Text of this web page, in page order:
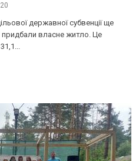
державної субвенції ще
придбали власне житло. Це